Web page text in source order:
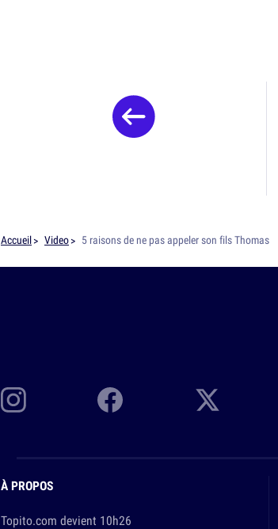
Accueil Video 5 raisons de ne pas appeler son fils Thomas
À PROPOS
Topito.com devient 10h26